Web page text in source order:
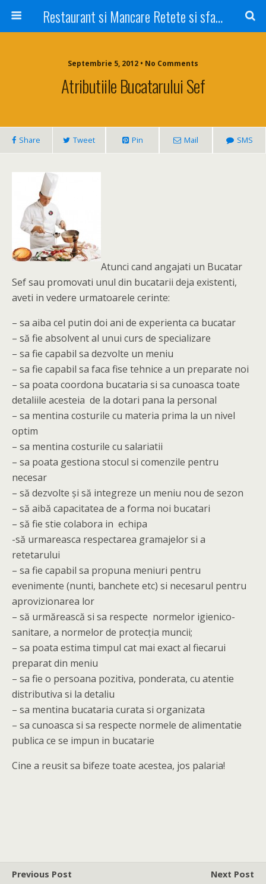
Restaurant si Mancare Retete si sfaturi Picant bun si rapid
Septembrie 5, 2012 • No Comments
Atributiile Bucatarului Sef
Share Tweet Pin Mail SMS
Atunci cand angajati un Bucatar
Sef sau promovati unul din bucatarii deja existenti,
aveti in vedere urmatoarele cerinte:
– sa aiba cel putin doi ani de experienta ca bucatar
– să fie absolvent al unui curs de specializare
– sa fie capabil sa dezvolte un meniu
– sa fie capabil sa faca fise tehnice a un preparate noi
– sa poata coordona bucataria si sa cunoasca toate
detaliile acesteia de la dotari pana la personal
– sa mentina costurile cu materia prima la un nivel
optim
– sa mentina costurile cu salariatii
– sa poata gestiona stocul si comenzile pentru
necesar
– să dezvolte şi să integreze un meniu nou de sezon
– să aibă capacitatea de a forma noi bucatari
– să fie stie colabora in echipa
-să urmareasca respectarea gramajelor si a
retetarului
– sa fie capabil sa propuna meniuri pentru
evenimente (nunti, banchete etc) si necesarul pentru
aprovizionarea lor
– să urmărească si sa respecte normelor igienico-
sanitare, a normelor de protecţia muncii;
– sa poata estima timpul cat mai exact al fiecarui
preparat din meniu
– sa fie o persoana pozitiva, ponderata, cu atentie
distributiva si la detaliu
– sa mentina bucataria curata si organizata
– sa cunoasca si sa respecte normele de alimentatie
publica ce se impun in bucatarie
Cine a reusit sa bifeze toate acestea, jos palaria!
Previous Post
Next Post